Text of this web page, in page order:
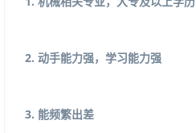
2. 动手能力强，学习能力强
3. 能频繁出差